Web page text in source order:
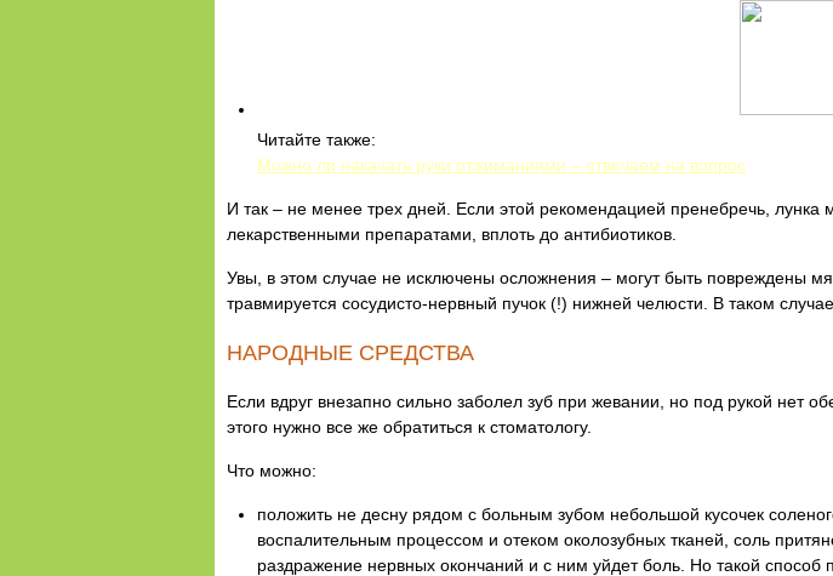
Читайте также:
Можно ли накачать руки отжиманиями – отвечаем на вопрос
И так – не менее трех дней. Если этой рекомендацией пренебречь, лунка
лекарственными препаратами, вплоть до антибиотиков.
Увы, в этом случае не исключены осложнения – могут быть повреждены
травмируется сосудисто-нервный пучок (!) нижней челюсти. В таком
НАРОДНЫЕ СРЕДСТВА
Если вдруг внезапно сильно заболел зуб при жевании, но под рукой нет
этого нужно все же обратиться к стоматологу.
Что можно:
положить не десну рядом с больным зубом небольшой кусочек
воспалительным процессом и отеком околозубных тканей, соль
раздражение нервных окончаний и с ним уйдет боль. Но такой